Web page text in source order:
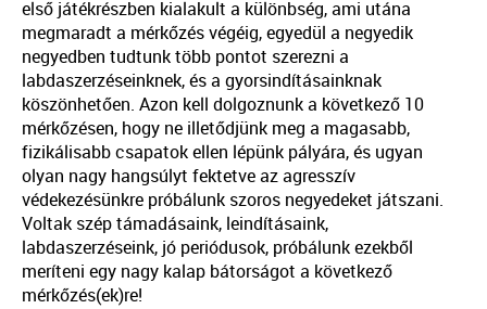
első játékrészben kialakult a különbség, ami utána
megmaradt a mérkőzés végéig, egyedül a negyedik
negyedben tudtunk több pontot szerezni a
labdaszerzéseinknek, és a gyorsindításainknak
köszönhetően. Azon kell dolgoznunk a következő 10
mérkőzésen, hogy ne illetődjünk meg a magasabb,
fizikálisabb csapatok ellen lépünk pályára, és ugyan
olyan nagy hangsúlyt fektetve az agresszív
védekezésünkre próbálunk szoros negyedeket játszani.
Voltak szép támadásaink, leindításaink,
labdaszerzéseink, jó periódusok, próbálunk ezekből
meríteni egy nagy kalap bátorságot a következő
mérkőzés(ek)re!